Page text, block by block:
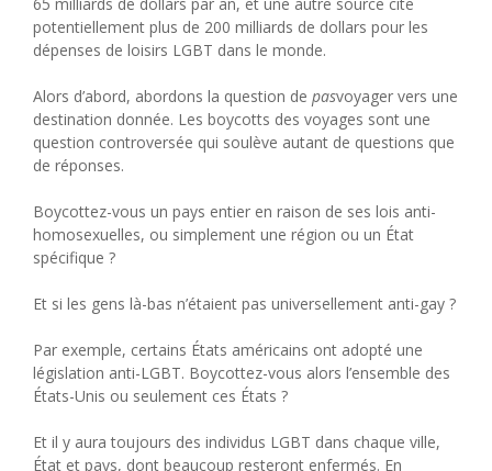
potentiellement plus de 200 milliards de dollars pour les
dépenses de loisirs LGBT dans le monde.
Alors d’abord, abordons la question de pasvoyager vers une
destination donnée. Les boycotts des voyages sont une
question controversée qui soulève autant de questions que
de réponses.
Boycottez-vous un pays entier en raison de ses lois anti-
homosexuelles, ou simplement une région ou un État
spécifique ?
Et si les gens là-bas n’étaient pas universellement anti-gay ?
Par exemple, certains États américains ont adopté une
législation anti-LGBT. Boycottez-vous alors l’ensemble des
États-Unis ou seulement ces États ?
Et il y aura toujours des individus LGBT dans chaque ville,
État et pays, dont beaucoup resteront enfermés. En